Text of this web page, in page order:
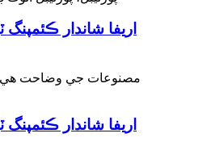
اريفا شاندار ڪئمپنگ
مصنوعات جي وضاحت هي
اريفا شاندار ڪئمپنگ